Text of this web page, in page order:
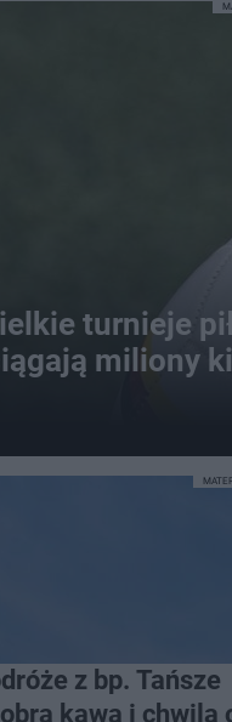
turnieje
miliony
z bp. Tańsze
kawa i chwila